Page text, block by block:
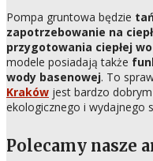
Pompa gruntowa będzie
zapotrzebowanie na
przygotowania ciepłej
modele posiadają także
wody basenowej. To
Kraków jest bardzo
ekologicznego i wydajnego
Polecamy nasze